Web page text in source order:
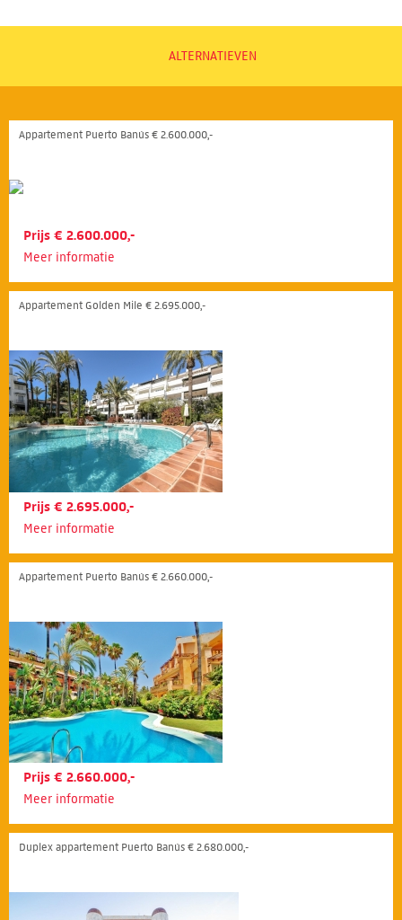
ALTERNATIEVEN
Appartement Puerto Banús € 2.600.000,-
Prijs € 2.600.000,-
Meer informatie
Appartement Golden Mile € 2.695.000,-
Prijs € 2.695.000,-
Meer informatie
Appartement Puerto Banús € 2.660.000,-
Prijs € 2.660.000,-
Meer informatie
Duplex appartement Puerto Banús € 2.680.000,-